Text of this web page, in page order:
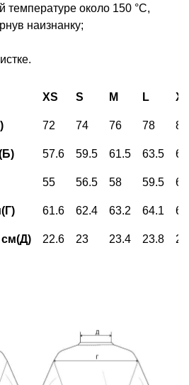
температуре около 150 °С,
наизнанку;
XS S M L
72 74 76 78 80
57.6 59.5 61.5 63.5
55 56.5 58 59.5
61.6 62.4 63.2 64.1
22.6 23 23.4 23.8